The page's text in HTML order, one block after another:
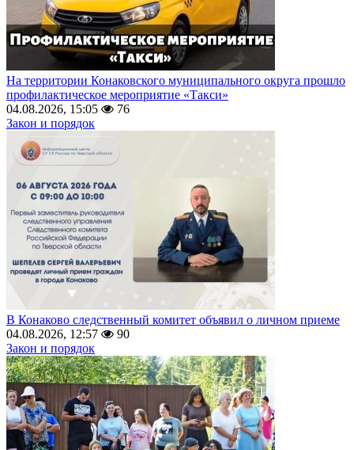
На территории Конаковского муниципального округа прошло
профилактическое мероприятие «Такси»
04.08.2026, 15:05
76
Закон и порядок
В Конаково следственный комитет объявил о личном приеме
04.08.2026, 12:57
90
Закон и порядок